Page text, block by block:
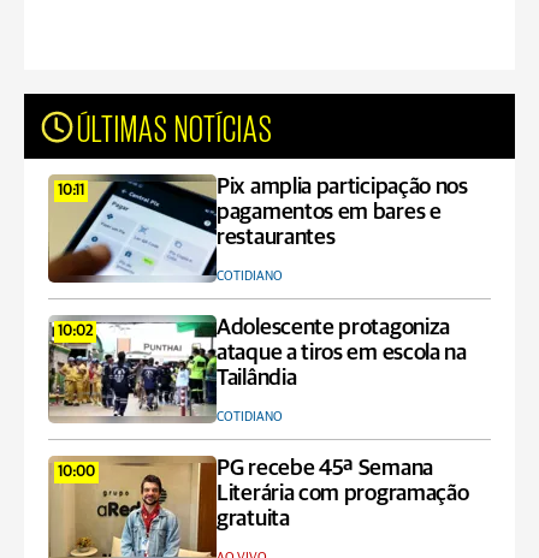
ÚLTIMAS NOTÍCIAS
10:11
Pix amplia participação nos
pagamentos em bares e
restaurantes
COTIDIANO
10:02
Adolescente protagoniza
ataque a tiros em escola na
Tailândia
COTIDIANO
10:00
PG recebe 45ª Semana
Literária com programação
gratuita